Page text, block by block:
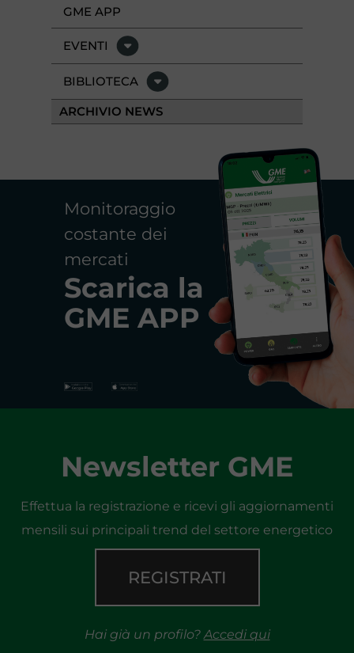
GME APP
EVENTI
BIBLIOTECA
ARCHIVIO NEWS
Monitoraggio
costante dei
mercati
Scarica la
GME APP
Newsletter GME
Effettua la registrazione e ricevi gli aggiornamenti
mensili sui principali trend del settore energetico
REGISTRATI
Hai già un profilo?Accedi qui